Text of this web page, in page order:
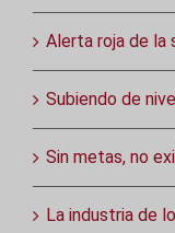
Alerta roja de la
Subiendo de nivel
Sin metas, no
La industria de